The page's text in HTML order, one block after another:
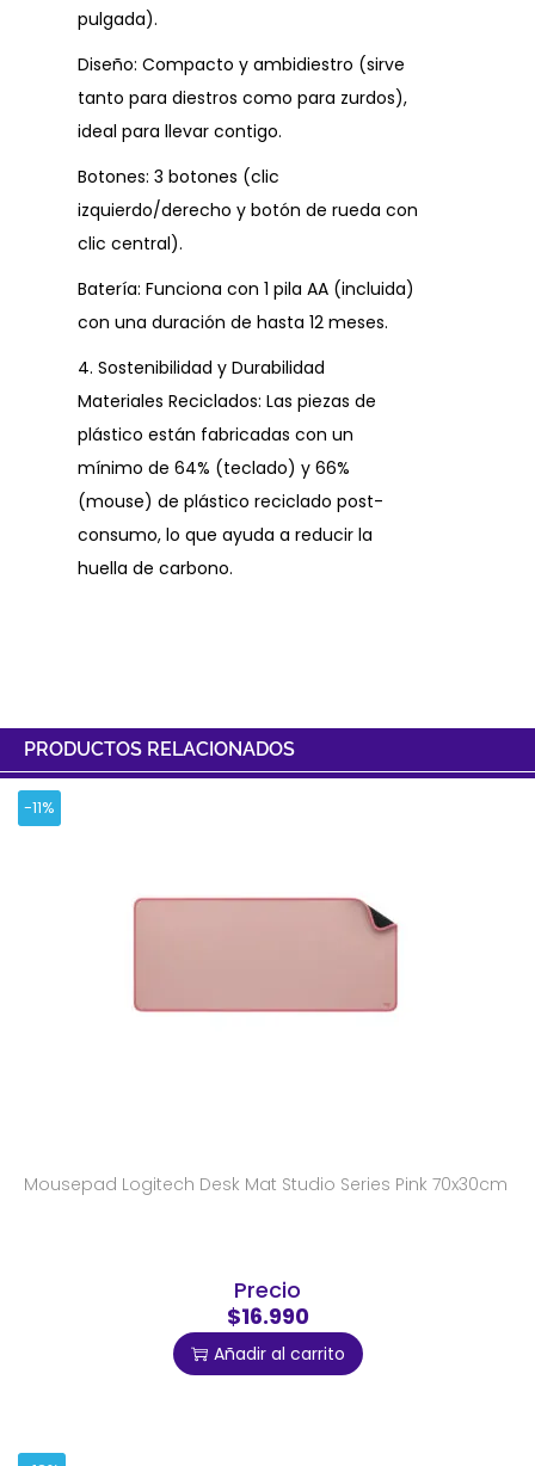
pulgada).
Diseño: Compacto y ambidiestro (sirve
tanto para diestros como para zurdos),
ideal para llevar contigo.
Botones: 3 botones (clic
izquierdo/derecho y botón de rueda con
clic central).
Batería: Funciona con 1 pila AA (incluida)
con una duración de hasta 12 meses.
4. Sostenibilidad y Durabilidad
Materiales Reciclados: Las piezas de
plástico están fabricadas con un
mínimo de 64% (teclado) y 66%
(mouse) de plástico reciclado post-
consumo, lo que ayuda a reducir la
huella de carbono.
PRODUCTOS RELACIONADOS
-11%
Mousepad Logitech Desk Mat Studio Series Pink 70x30cm
Precio
$16.990
Añadir al carrito